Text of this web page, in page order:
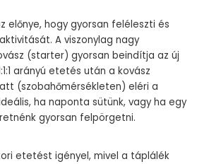
előnye, hogy gyorsan feléleszti és
A viszonylag nagy
(starter) gyorsan beindítja az új
arányú etetés után a kovász
(szobahőmérsékleten) eléri a
ha naponta sütünk, vagy ha egy
gyorsan felpörgetni.
etetést igényel, mivel a táplálék